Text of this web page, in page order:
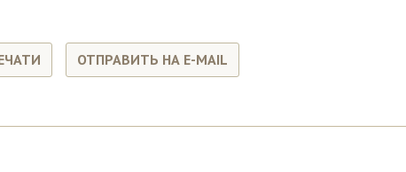
ОТПРАВИТЬ НА E-MAIL